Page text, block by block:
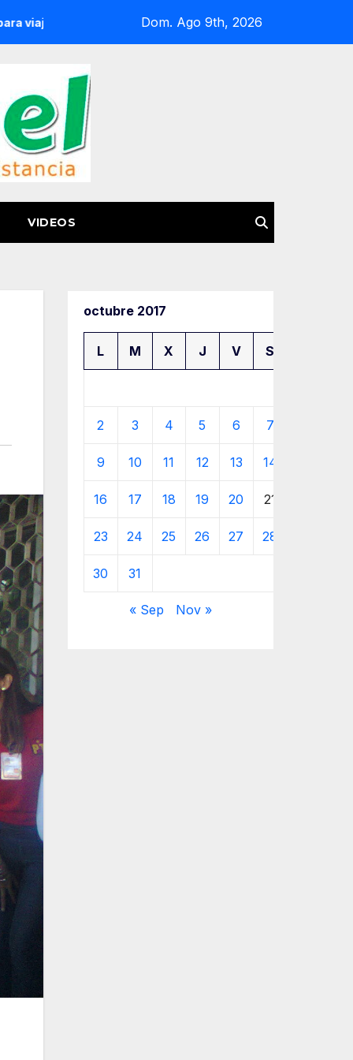
por carretera Inicia arribazón masiva de tortuga
Dom. Ago 9th, 2026
VIDEOS
octubre 2017
L M X J V S
2 3 4 5 6 7
9 10 11 12 13 14
16 17 18 19 20 21
23 24 25 26 27 28
30 31
« Sep Nov »